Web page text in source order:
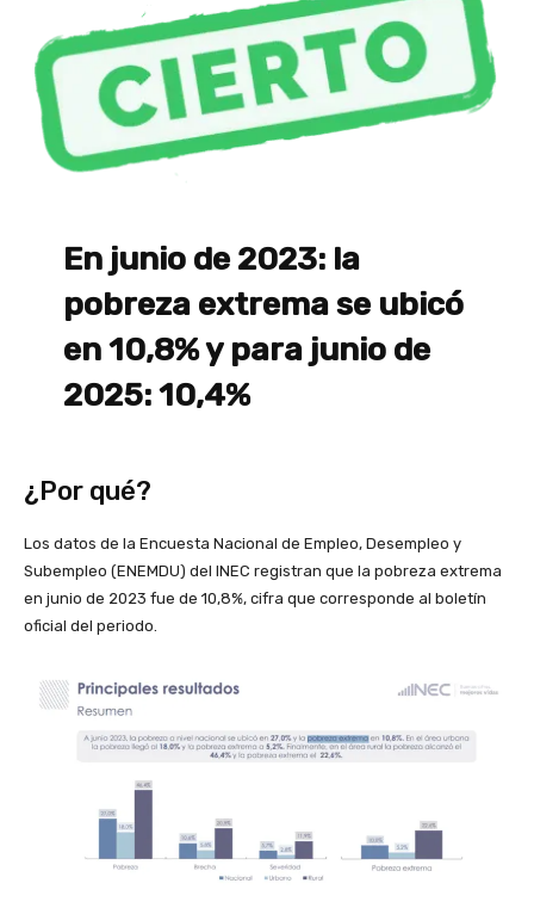
En junio de 2023: la
pobreza extrema se ubicó
en 10,8% y para junio de
2025: 10,4%
¿Por qué?
Los datos de la Encuesta Nacional de Empleo, Desempleo y
Subempleo (ENEMDU) del INEC registran que la pobreza extrema
en junio de 2023 fue de 10,8%, cifra que corresponde al boletín
oficial del periodo.